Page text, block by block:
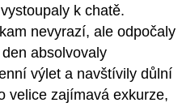
k chatě.
nevyrazí, ale odpočaly
absolvovaly
výlet a navštívily důlní
velice zajímavá exkurze,